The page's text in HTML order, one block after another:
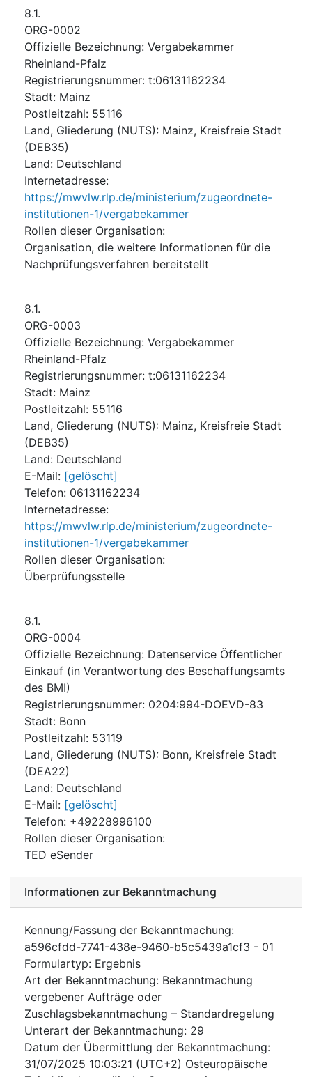
8.1.
ORG-0002
Offizielle Bezeichnung: Vergabekammer
Rheinland-Pfalz
Registrierungsnummer: t:06131162234
Stadt: Mainz
Postleitzahl: 55116
Land, Gliederung (NUTS): Mainz, Kreisfreie Stadt
(DEB35)
Land: Deutschland
Internetadresse:
https://mwvlw.rlp.de/ministerium/zugeordnete-
institutionen-1/vergabekammer
Rollen dieser Organisation:
Organisation, die weitere Informationen für die
Nachprüfungsverfahren bereitstellt
8.1.
ORG-0003
Offizielle Bezeichnung: Vergabekammer
Rheinland-Pfalz
Registrierungsnummer: t:06131162234
Stadt: Mainz
Postleitzahl: 55116
Land, Gliederung (NUTS): Mainz, Kreisfreie Stadt
(DEB35)
Land: Deutschland
E-Mail: [gelöscht]
Telefon: 06131162234
Internetadresse:
https://mwvlw.rlp.de/ministerium/zugeordnete-
institutionen-1/vergabekammer
Rollen dieser Organisation:
Überprüfungsstelle
8.1.
ORG-0004
Offizielle Bezeichnung: Datenservice Öffentlicher
Einkauf (in Verantwortung des Beschaffungsamts
des BMI)
Registrierungsnummer: 0204:994-DOEVD-83
Stadt: Bonn
Postleitzahl: 53119
Land, Gliederung (NUTS): Bonn, Kreisfreie Stadt
(DEA22)
Land: Deutschland
E-Mail: [gelöscht]
Telefon: +49228996100
Rollen dieser Organisation:
TED eSender
Informationen zur Bekanntmachung
Kennung/Fassung der Bekanntmachung:
a596cfdd-7741-438e-9460-b5c5439a1cf3 - 01
Formulartyp: Ergebnis
Art der Bekanntmachung: Bekanntmachung
vergebener Aufträge oder
Zuschlagsbekanntmachung – Standardregelung
Unterart der Bekanntmachung: 29
Datum der Übermittlung der Bekanntmachung:
31/07/2025 10:03:21 (UTC+2) Osteuropäische